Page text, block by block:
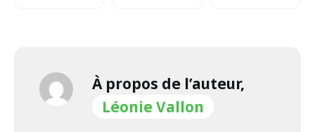
À propos de l’auteur,
Léonie Vallon